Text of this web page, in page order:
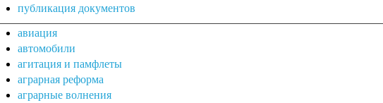
публикация документов
авиация
автомобили
агитация и памфлеты
аграрная реформа
аграрные волнения